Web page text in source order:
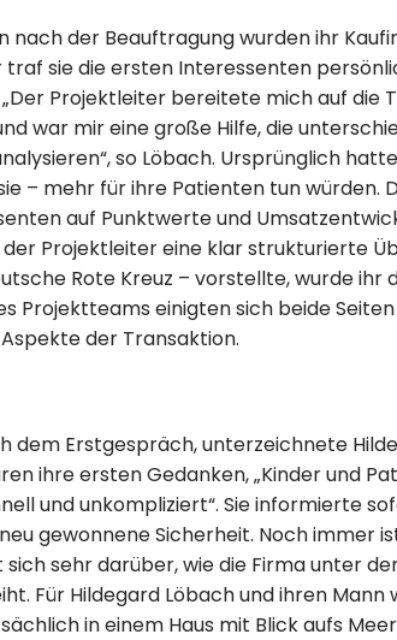
nach der Beauftragung wurden ihr
sie die ersten Interessenten
Projektleiter bereitete mich auf die
war mir eine große Hilfe, die
so Löbach. Ursprünglich
– mehr für ihre Patienten tun würden.
auf Punktwerte und
der Projektleiter eine klar strukturierte
Rote Kreuz – vorstellte, wurde
Projektteams einigten sich beide
der Transaktion.
dem Erstgespräch, unterzeichnete
ihre ersten Gedanken, „Kinder und
und unkompliziert“. Sie informierte
gewonnene Sicherheit. Noch immer
sehr darüber, wie die Firma unter
Für Hildegard Löbach und ihren
in einem Haus mit Blick aufs